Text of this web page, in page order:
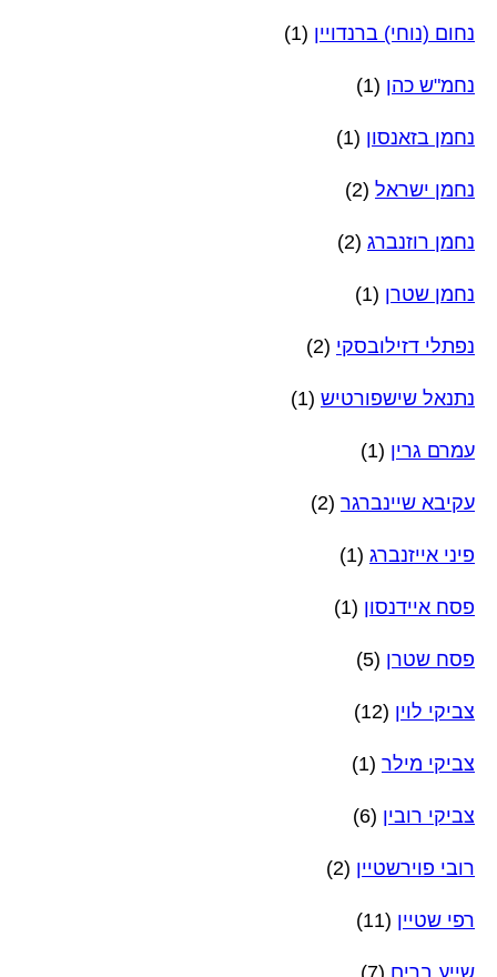
נחום (נוחי) ברנדויין (1)
נחמ"ש כהן (1)
נחמן בזאנסון (1)
נחמן ישראל (2)
נחמן רוזנברג (2)
נחמן שטרן (1)
נפתלי דזילובסקי (2)
נתנאל שישפורטיש (1)
עמרם גרין (1)
עקיבא שיינברגר (2)
פיני אייזנברג (1)
פסח איידנסון (1)
פסח שטרן (5)
צביקי לוין (12)
צביקי מילר (1)
צביקי רובין (6)
רובי פוירשטיין (2)
רפי שטיין (11)
שייע ברים (7)